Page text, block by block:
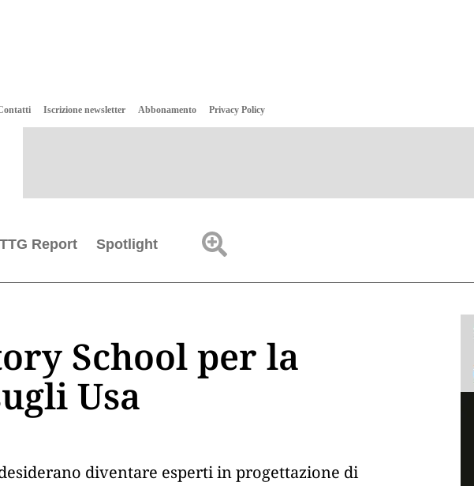
Iscrizione newsletter Abbonamento Privacy Policy
TTG Report Spotlight
School per la
Usa
diventare esperti in progettazione di